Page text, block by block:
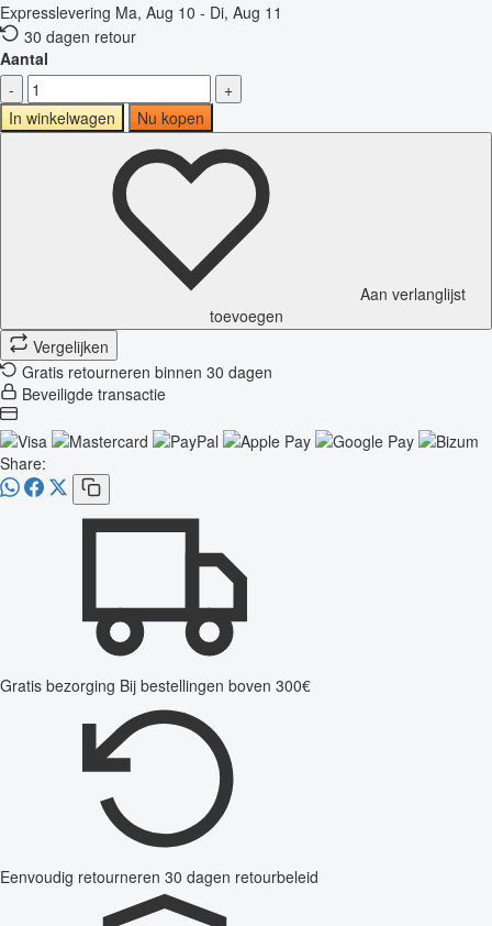
Expresslevering Ma, Aug 10 - Di, Aug 11
30 dagen retour
Aantal
-
+
In winkelwagen
Nu kopen
Aan verlanglijst
toevoegen
Vergelijken
Gratis retourneren binnen 30 dagen
Beveiligde transactie
Share:
Gratis bezorging Bij bestellingen boven 300€
Eenvoudig retourneren 30 dagen retourbeleid